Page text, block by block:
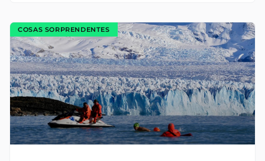
COSAS SORPRENDENTES